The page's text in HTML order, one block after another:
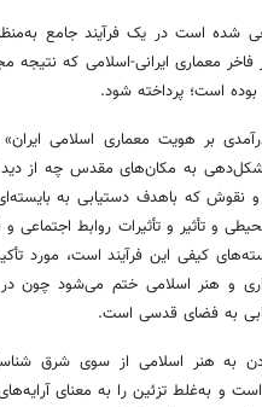
شده است در یک فرآیند جامع
معماری ایرانی-اسلامی که نتیجه
است؛ پرداخته شود.
بر هویت معماری اسلامی
به مکان‌های مقدس چه از دید
و نقوش که باهدف دستیابی به
و تأثیر و تأثیرات روابط
کیفی این فرآیند است، مورد
و هنر اسلامی ختم می‌شود چون
به فضای قدسی است.
به هنر اسلامی از سوی شرق
و به‌غلط تزئین را به معنای